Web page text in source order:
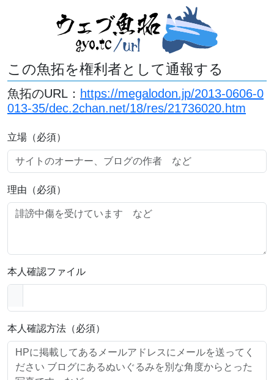
この魚拓を権利者として通報する
魚拓のURL： https://megalodon.jp/2013-0606-0
013-35/dec.2chan.net/18/res/21736020.htm
立場（必須）
理由（必須）
本人確認ファイル
本人確認方法（必須）